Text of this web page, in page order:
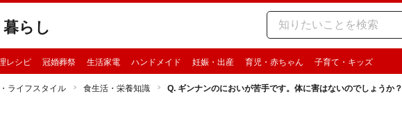
暮らし
レシピ 冠婚葬祭 生活家電 ハンドメイド 妊娠・出産 育児・赤ちゃん 子育て・キッズ
ライフスタイル 食生活・栄養知識 Q. ギンナンのにおいが苦手です。体に害はないのでしょうか？